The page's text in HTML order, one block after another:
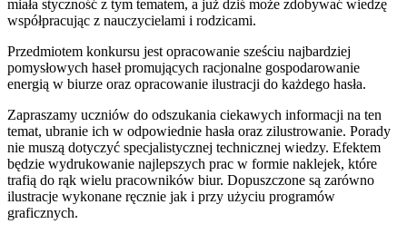
miała styczność z tym tematem, a już dziś może zdobywać wiedzę
współpracując z nauczycielami i rodzicami.
Przedmiotem konkursu jest opracowanie sześciu najbardziej
pomysłowych haseł promujących racjonalne gospodarowanie
energią w biurze oraz opracowanie ilustracji do każdego hasła.
Zapraszamy uczniów do odszukania ciekawych informacji na ten
temat, ubranie ich w odpowiednie hasła oraz zilustrowanie. Porady
nie muszą dotyczyć specjalistycznej technicznej wiedzy. Efektem
będzie wydrukowanie najlepszych prac w formie naklejek, które
trafią do rąk wielu pracowników biur. Dopuszczone są zarówno
ilustracje wykonane ręcznie jak i przy użyciu programów
graficznych.